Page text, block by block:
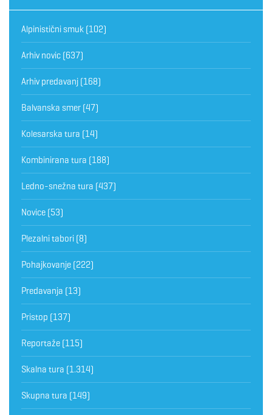
Alpinistični smuk (102)
Arhiv novic (637)
Arhiv predavanj (168)
Balvanska smer (47)
Kolesarska tura (14)
Kombinirana tura (188)
Ledno-snežna tura (437)
Novice (53)
Plezalni tabori (8)
Pohajkovanje (222)
Predavanja (13)
Pristop (137)
Reportaže (115)
Skalna tura (1.314)
Skupna tura (149)